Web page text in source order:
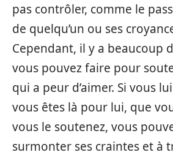
pas contrôler, comme le
de quelqu’un ou ses
Cependant, il y a beaucoup
vous pouvez faire pour
qui a peur d’aimer. Si vous
vous êtes là pour lui, que
vous le soutenez, vous
surmonter ses craintes et à